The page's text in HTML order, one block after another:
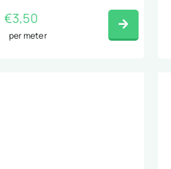
€3,50
per meter